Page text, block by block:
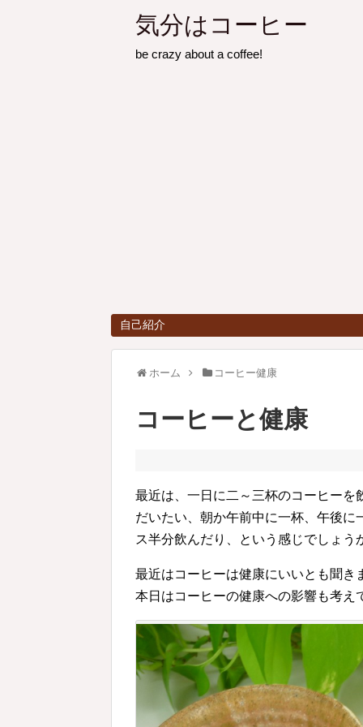
気分はコーヒー
be crazy about a coffee!
自己紹介
ホーム コーヒー健康
コーヒーと健康
最近は、一日に二～三杯のコーヒーを
だいたい、朝か午前中に一杯、午後
ス半分飲んだり、という感じでしょう
最近はコーヒーは健康にいいとも聞
本日はコーヒーの健康への影響も考え